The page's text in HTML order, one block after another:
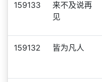
159133
来不及说再
见
159132 皆为凡人